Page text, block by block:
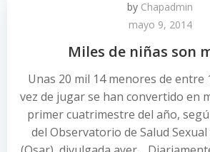
by Chapadmin
mayo 9, 2014
Miles de niñas son
Unas 20 mil 14 menores de entre
vez de jugar se han convertido en
primer cuatrimestre del año,
del Observatorio de Salud